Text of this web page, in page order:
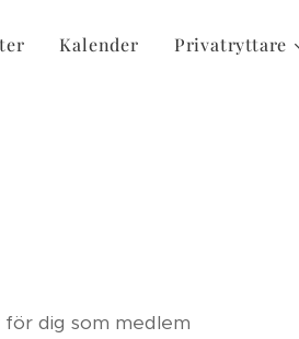
Kalender Privatryttare
dig som medlem